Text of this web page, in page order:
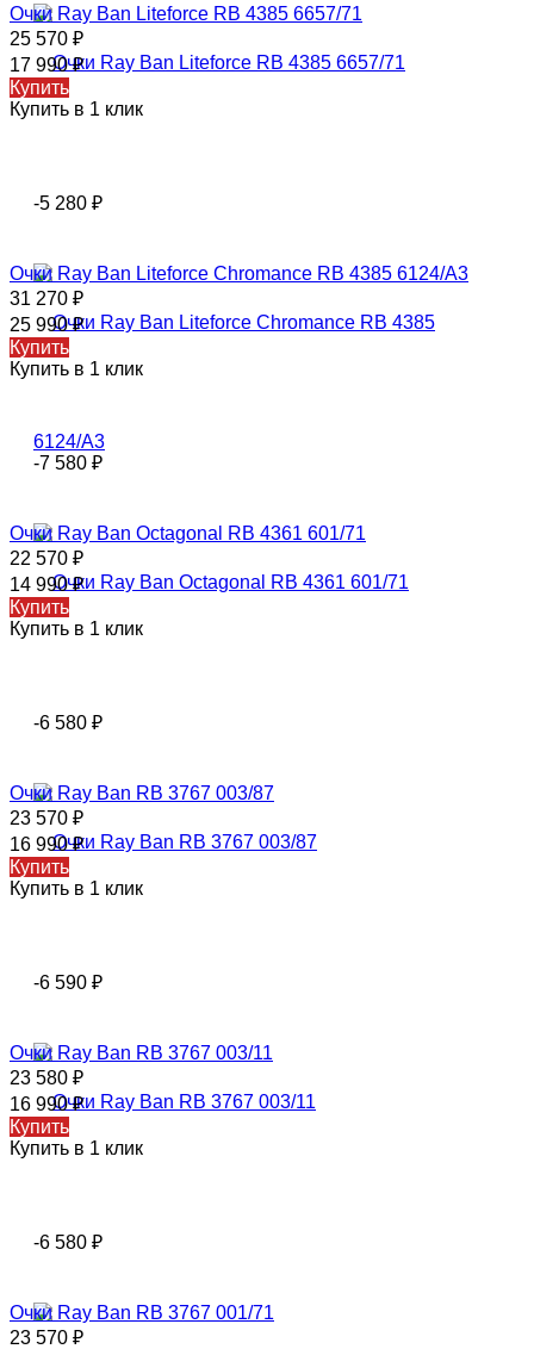
Очки Ray Ban Liteforce RB 4385 6657/71
25 570 ₽
17 990₽
Купить
Купить в 1 клик
-5 280 ₽
Очки Ray Ban Liteforce Chromance RB 4385 6124/A3
31 270 ₽
25 990₽
Купить
Купить в 1 клик
-7 580 ₽
Очки Ray Ban Octagonal RB 4361 601/71
22 570 ₽
14 990₽
Купить
Купить в 1 клик
-6 580 ₽
Очки Ray Ban RB 3767 003/87
23 570 ₽
16 990₽
Купить
Купить в 1 клик
-6 590 ₽
Очки Ray Ban RB 3767 003/11
23 580 ₽
16 990₽
Купить
Купить в 1 клик
-6 580 ₽
Очки Ray Ban RB 3767 001/71
23 570 ₽